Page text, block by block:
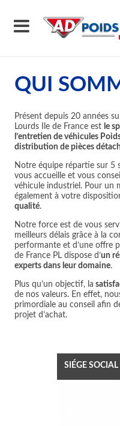
QUI
Présent depuis 20 années
Lourds Ile de France est le
l’entretien de véhicules
distribution de pièces
Notre équipe répartie sur 5
vous accueille et vous
véhicule industriel. Pour un
également à votre
qualité.
Notre force est de vous
meilleurs délais grâce à la
performante et d’une offre
de France PL dispose d’un
experts dans leur domaine.
Plus qu’un objectif, la
de nos valeurs. En effet,
primordiale au conseil afin
projet d’achat.
SIÉGE SOCIAL